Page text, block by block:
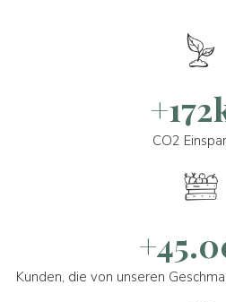
CO2
Kunden, die von unseren